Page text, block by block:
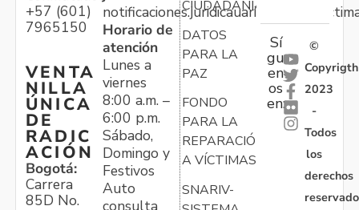
+57 (601)
7965150
VENTA
NILLA
ÚNICA
DE
RADIC
ACIÓN
Bogotá:
Carrera
85D No.
Horario de
atención
Lunes a
viernes
8:00 a.m. –
6:00 p.m.
Sábado,
Domingo y
Festivos
Auto
CIUDADANÍA
DATOS
PARA LA
PAZ
FONDO
PARA LA
REPARACIÓN
A VÍCTIMAS
SNARIV-
Sí
gu
en
os
en:
©
Copyrigth
2023
-
Todos
los
derechos